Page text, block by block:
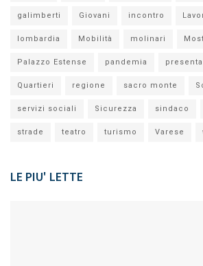
galimberti Giovani incontro
lombardia Mobilità molinari
Palazzo Estense pandemia
Quartieri regione sacro monte
servizi sociali Sicurezza sindaco
strade teatro turismo Varese
LE PIU' LETTE